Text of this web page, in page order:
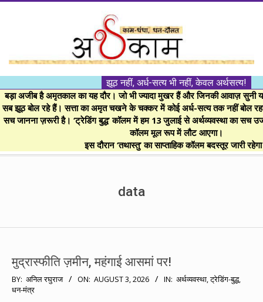
।।
अर्थकाम।।
BE
FINANCIALLY
झूठ नहीं, अर्ध-सत्य भी नहीं, केवल अर्थसत्य!
बड़ा अजीब है अमृतकाल का यह दौर। जो भी ज्यादा मुखर हैं और जिनकी आवाज़ सुनी
सब झूठ बोल रहे हैं। सत्ता का अमृत चखने के चक्कर में कोई अर्ध-सत्य तक नहीं बोल
सच जानना ज़रूरी है। ‘ट्रेडिंग बुद्ध’ कॉलम में हम 13 जुलाई से अर्थव्यवस्था का सच
कॉलम मूल रूप में लौट आएगा।
इस दौरान ‘तथास्तु’ का साप्ताहिक कॉलम बदस्तूर जारी
data
मुद्रास्फीति ज़मीन, महंगाई आसमां पर!
2026-
08-
BY: अनिल रघुराज ON: AUGUST 3, 2026 IN: अर्थव्यवस्था,ट्रेडिंग-बुद्ध,
धन-मंत्र